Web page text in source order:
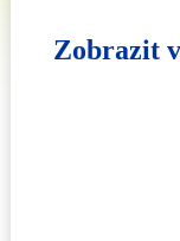
Zobrazit